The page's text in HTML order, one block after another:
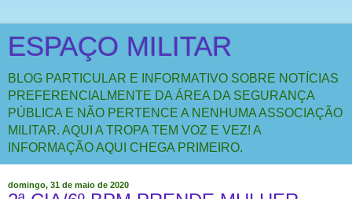
ESPAÇO MILITAR
BLOG PARTICULAR E INFORMATIVO SOBRE NOTÍCIAS
PREFERENCIALMENTE DA ÁREA DA SEGURANÇA
PÚBLICA E NÃO PERTENCE A NENHUMA ASSOCIAÇÃO
MILITAR. AQUI A TROPA TEM VOZ E VEZ! A
INFORMAÇÃO AQUI CHEGA PRIMEIRO.
domingo, 31 de maio de 2020